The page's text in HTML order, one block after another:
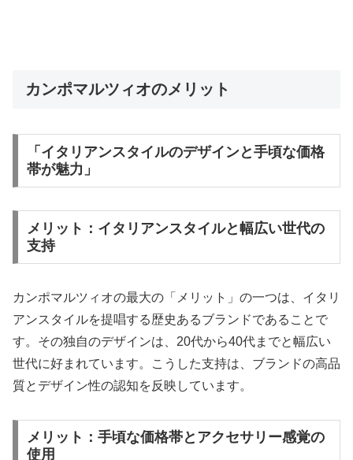
カンポマルツィオのメリット
「イタリアンスタイルのデザインと手頃な価格
帯が魅力」
メリット：イタリアンスタイルと幅広い世代の
支持
カンポマルツィオの最大の「メリット」の一つは、イタリ
アンスタイルを提唱する歴史あるブランドであることで
す。その独自のデザインは、20代から40代までと幅広い
世代に好まれています。こうした支持は、ブランドの高品
質とデザイン性の認知を反映しています。
メリット：手頃な価格帯とアクセサリー感覚の
使用